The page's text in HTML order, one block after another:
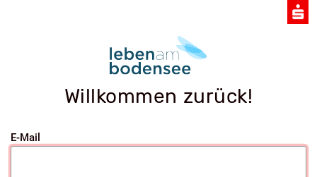
Willkommen zurück!
E-Mail